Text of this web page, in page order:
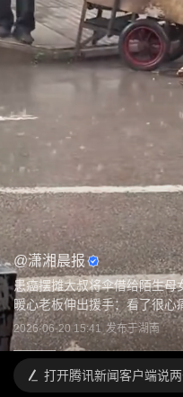
@潇湘晨报
患癌摆摊大叔将伞借给陌生
暖心老板伸出援手：看了很心
2026-06-20 15:41 发布于湖南
打开腾讯新闻客户端说